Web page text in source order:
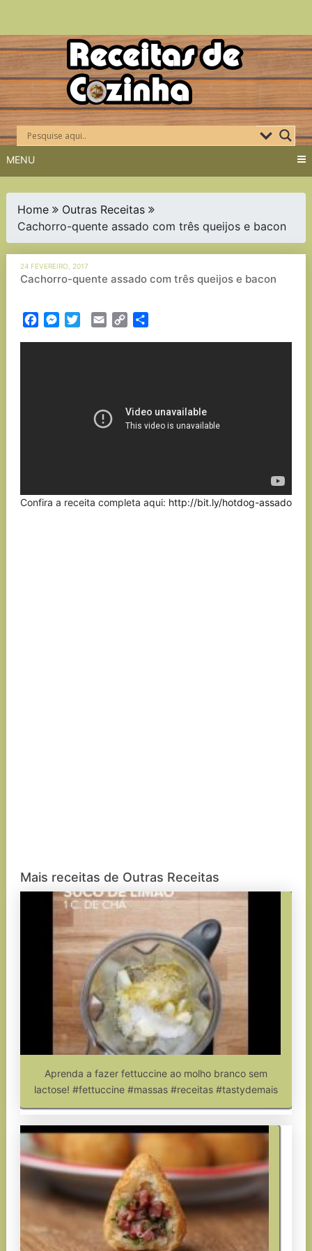
Skip
to
content
MENU
Home
Outras Receitas
Cachorro-quente assado com três queijos e bacon
24 FEVEREIRO, 2017
Cachorro-quente assado com três queijos e bacon
FacebookMessenger
TwitterEmail Copy
Confira a receita completa aqui: http://bit.ly/hotdog-assado
Mais receitas de Outras Receitas
Aprenda a fazer fettuccine ao molho branco sem
lactose! #fettuccine #massas #receitas #tastydemais